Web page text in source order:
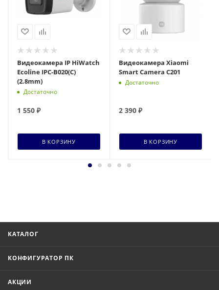
Видеокамера IP HiWatch
Ecoline IPC-B020(C)
(2.8mm)
Достаточно
1 550 ₽
В КОРЗИНУ
Видеокамера Xiaomi
Smart Camera C201
Достаточно
2 390 ₽
В КОРЗИНУ
КАТАЛОГ
КОНФИГУРАТОР ПК
АКЦИИ